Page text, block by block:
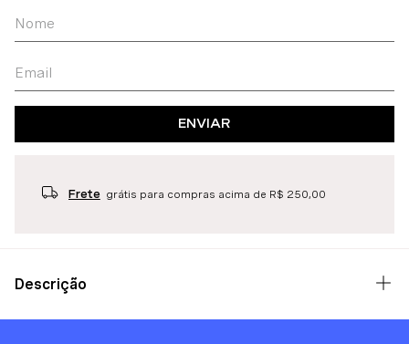
ENVIAR
Frete grátis para compras acima de R$ 250,00
Descrição